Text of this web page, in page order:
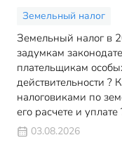
Земельный налог
Земельный налог в
задумкам
плательщикам
действительности ?
налоговиками по
его расчете и уплате
03.08.2026